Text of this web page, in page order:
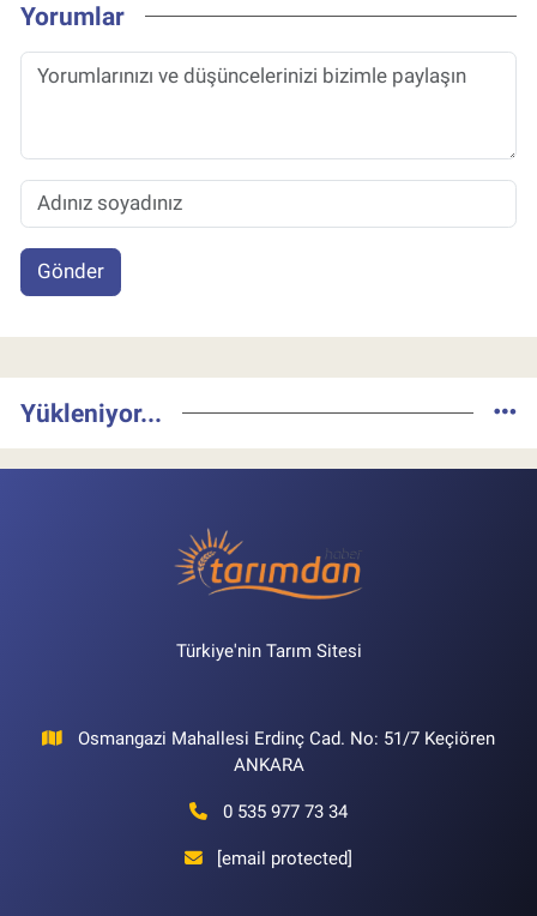
Yorumlar
Gönder
Yükleniyor...
Türkiye'nin Tarım Sitesi
Osmangazi Mahallesi Erdinç Cad. No: 51/7 Keçiören
ANKARA
0 535 977 73 34
[email protected]